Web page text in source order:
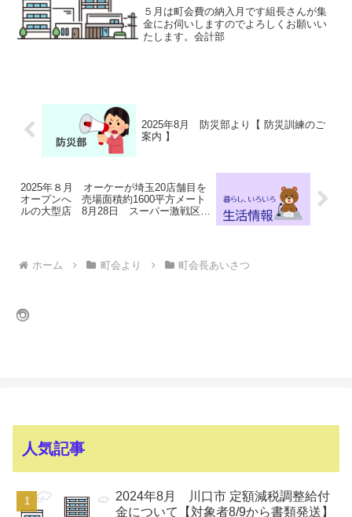
５月は町会費の納入月です組長さんが集
金にお伺いしますのでよろしくお願いい
たします。会計部
2025年8月 防災部より【 防災訓練のご
案内 】
2025年８月 オーケーが埼玉20店舗目を
オープンへ 売場面積約1600平方メート
ルの大型店 8月28日 スーパー激戦区に
ホーム 町会より 町会長あいさつ
人気記事
2024年8月 川口市 定額減税調整給付
金について【対象者8/9から書類発送】